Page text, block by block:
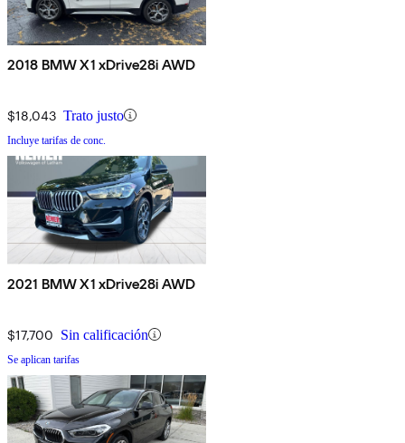
2018 BMW X1 xDrive28i AWD
$18,043 Trato justo
Incluye tarifas de conc.
2021 BMW X1 xDrive28i AWD
$17,700 Sin calificación
Se aplican tarifas